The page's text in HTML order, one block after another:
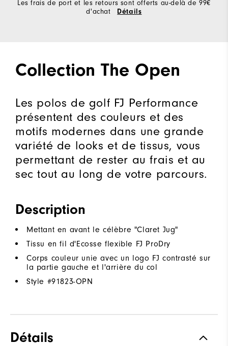
Les frais de port et les retours sont offerts au-delà de 99€
d'achat
Détails
Collection The Open
Les polos de golf FJ Performance
présentent des couleurs et des
motifs modernes dans une grande
variété de looks et de tissus, vous
permettant de rester au frais et au
sec tout au long de votre parcours.
Description
Mettant en avant le célèbre "Claret Jug"
Tissu en fil d'Ecosse flexible FJ ProDry
Corps couleur unie avec un logo FJ contrasté sur
la partie gauche et l'arrière du col
Style #91823-OPN
Détails